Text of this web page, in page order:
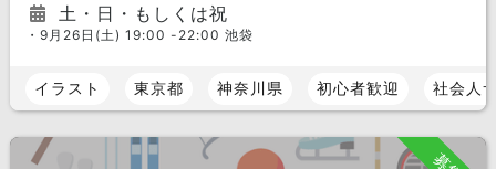
土・日・もしくは祝
・9月26日(土) 19:00 -22:00 池袋
イラスト 東京都 神奈川県 初心者歓迎 社会人